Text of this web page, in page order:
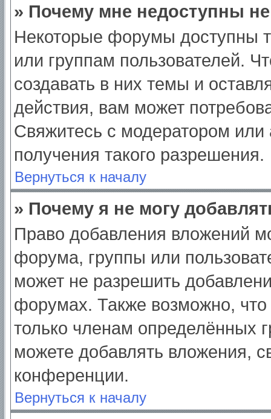
» Почему мне недоступны
Некоторые форумы доступны
или группам пользователей.
создавать в них темы и
действия, вам может
Свяжитесь с модератором
получения такого разрешения.
Вернуться к началу
» Почему я не могу
Право добавления вложений
форума, группы или
может не разрешить
форумах. Также возможно,
только членам определённых
можете добавлять вложения,
конференции.
Вернуться к началу